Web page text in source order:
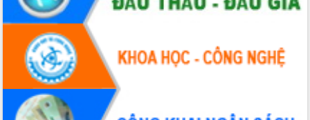
Đắk Lắk: Tôn vinh 46 giải pháp tại Hội
thi Sáng tạo Kỹ thuật 2024 - 2025
Đắk Lắk rà soát, điều chỉnh Đề án 190
về phát triển nuôi trồng thủy sản
Phó Chủ tịch UBND tỉnh Đắk Lắk
Trương Công Thái kiểm tra thực địa
Dự án cao tốc Khánh Hòa - Buôn Ma
Thuột